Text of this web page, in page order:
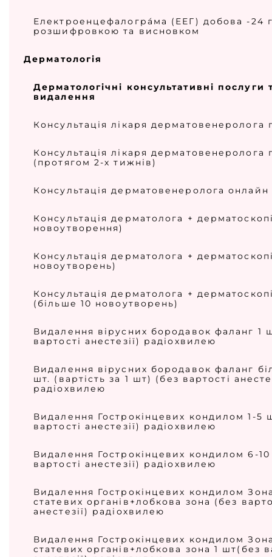
Електроенцефалогра́ма (ЕЕГ) добова -24
розшифровкою та висновком
Дерматологія
Дерматологічні консультативні послуги
видалення
Консультація лікаря дерматовенеролога
Консультація лікаря дерматовенеролога
(протягом 2-х тижнів)
Консультація дерматовенеролога онлайн
Консультація дерматолога +
новоутворення)
Консультація дерматолога +
новоутворень)
Консультація дерматолога +
(більше 10 новоутворень)
Видалення вірусних бородавок фаланг 1
вартості анестезії) радіохвилею
Видалення вірусних бородавок фаланг
шт. (вартість за 1 шт) (без вартості
радіохвилею
Видалення Гострокінцевих кондилом 1-5
вартості анестезії) радіохвилею
Видалення Гострокінцевих кондилом 6-
вартості анестезії) радіохвилею
Видалення Гострокінцевих кондилом
статевих органів+лобкова зона (без
анестезії) радіохвилею
Видалення Гострокінцевих кондилом
статевих органів+лобкова зона 1 шт(без